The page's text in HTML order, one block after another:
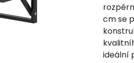
cm se
ideální